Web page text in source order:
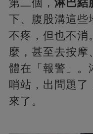
第二個， 淋巴結
下、腹股溝這些
不疼，但也不消
麼，甚至去按摩
體在「報警」。
哨站，出問題了
來了。